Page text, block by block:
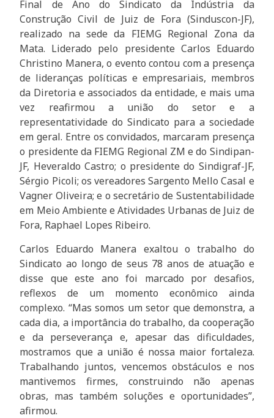
Final de Ano do Sindicato da Indústria da
Construção Civil de Juiz de Fora (Sinduscon-JF),
realizado na sede da FIEMG Regional Zona da
Mata. Liderado pelo presidente Carlos Eduardo
Christino Manera, o evento contou com a presença
de lideranças políticas e empresariais, membros
da Diretoria e associados da entidade, e mais uma
vez reafirmou a união do setor e a
representatividade do Sindicato para a sociedade
em geral. Entre os convidados, marcaram presença
o presidente da FIEMG Regional ZM e do Sindipan-
JF, Heveraldo Castro; o presidente do Sindigraf-JF,
Sérgio Picoli; os vereadores Sargento Mello Casal e
Vagner Oliveira; e o secretário de Sustentabilidade
em Meio Ambiente e Atividades Urbanas de Juiz de
Fora, Raphael Lopes Ribeiro.
Carlos Eduardo Manera exaltou o trabalho do
Sindicato ao longo de seus 78 anos de atuação e
disse que este ano foi marcado por desafios,
reflexos de um momento econômico ainda
complexo. “Mas somos um setor que demonstra, a
cada dia, a importância do trabalho, da cooperação
e da perseverança e, apesar das dificuldades,
mostramos que a união é nossa maior fortaleza.
Trabalhando juntos, vencemos obstáculos e nos
mantivemos firmes, construindo não apenas
obras, mas também soluções e oportunidades”,
afirmou.